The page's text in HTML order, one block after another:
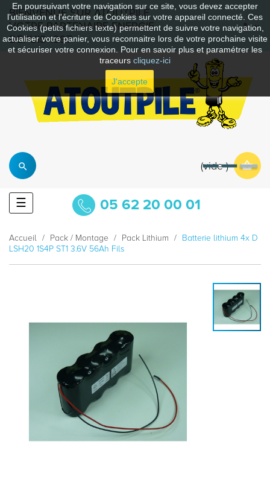
En poursuivant votre navigation sur ce site, vous devez accepter
l’utilisation et l'écriture de Cookies sur votre appareil connecté. Ces
Cookies (petits fichiers texte) permettent de suivre votre navigation,
actualiser votre panier, vous reconnaitre lors de votre prochaine visite
et sécuriser votre connexion. Pour en savoir plus et paramétrer les
traceurs cliquez-ici
J'accepte
BIENVENUE SUR ATOUTPILE
VOTRE PARTENAIRE ENERGIE
DEPUIS 1997
vide
Basculer
la
☰ 05 62 20 00 01
Accueil Pack / Montage Pack Lithium
Batterie lithium 4x D
LSH20 1S4P ST1 3.6V 56Ah Fils